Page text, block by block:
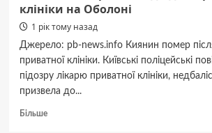
клініки на Оболоні
1 рік тому назад
Джерело: pb-news.info Киянин помер
приватної клініки. Київські поліцейські
підозру лікарю приватної клініки,
призвела до...
БільшеДокладніше